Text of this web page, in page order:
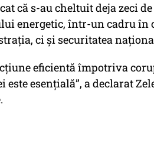
că s-au cheltuit deja zeci
energetic, într-un cadru în
ci şi securitatea
eficientă împotriva
este esențială”, a declarat